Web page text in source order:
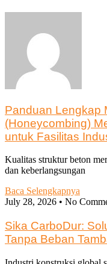
Panduan Lengkap
(Honeycombing)
untuk Fasilitas
Kualitas struktur beton
dan keberlangsungan
Baca Selengkapnya
July 28, 2026
No
Sika CarboDur:
Tanpa Beban